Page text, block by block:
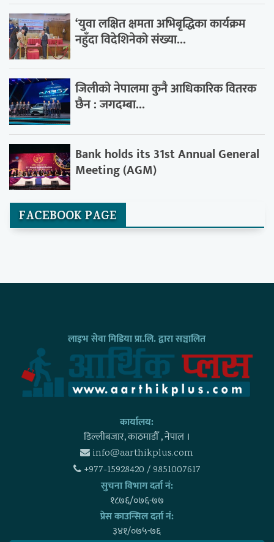
‘युवा लक्षित क्षमता अभिबृद्धिका कार्यक्रम
नहुँदा विदेशिनेको संख्या...
जिलीको नेपालमा कुनै आधिकारिक वितरक
छैन : जगदम्बा...
Bank holds its 31st Annual General
Meeting (AGM)
FACEBOOK PAGE
लाइभ सेवा मिडिया प्रा.लि. द्वारा सञ्चालित
कार्यालय:
डिल्लीबजार, काठमाडाैँ , नेपाल ।
info@aarthikplus.com
+977-15928420 / 9851007617
सुचना विभाग दर्ता नं:
१८७६/०७६-७७
प्रेस काउन्सिल दर्ता नं:
३४१/०७५-७६